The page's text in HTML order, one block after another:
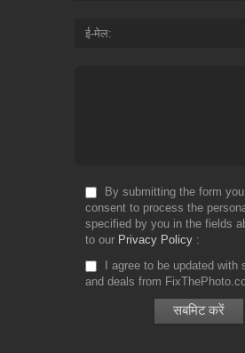
ई-मेल
By submitting the form
consent to process the
specified by you in the fields
to our Privacy Policy
I agree to be updated with
and deals from